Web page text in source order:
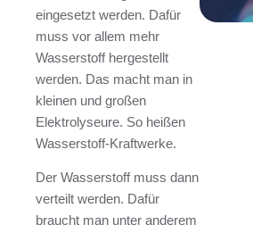
eingesetzt werden. Dafür
muss vor allem mehr
Wasserstoff hergestellt
werden. Das macht man in
kleinen und großen
Elektrolyseure. So heißen
Wasserstoff-Kraftwerke.
Der Wasserstoff muss dann
verteilt werden. Dafür
braucht man unter anderem